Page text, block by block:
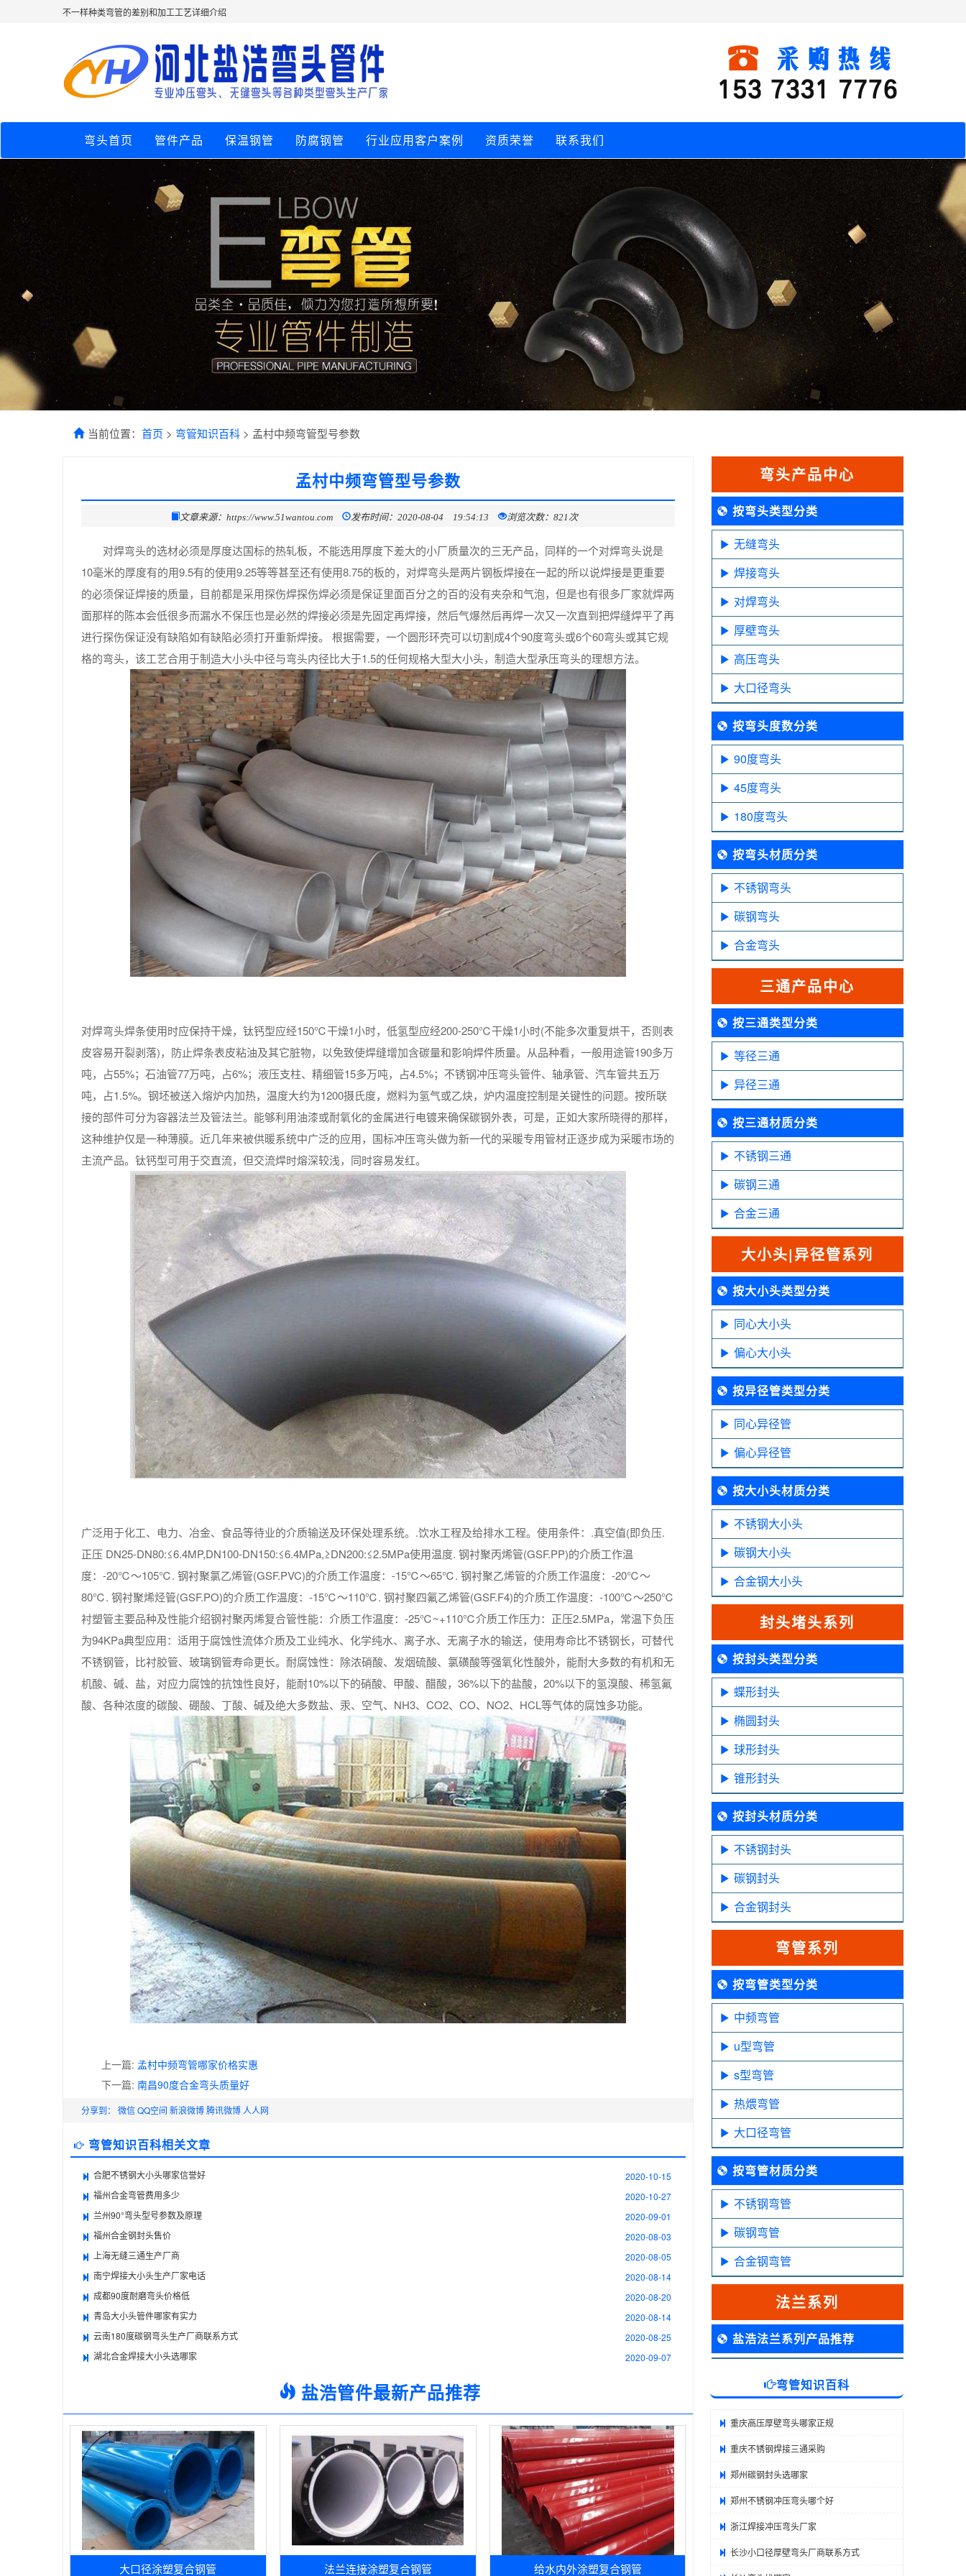
不一样种类弯管的差别和加工工艺详细介绍
弯头首页 管件产品 保温钢管 防腐钢管 行业应用客户案例 资质荣誉 联系我们
当前位置： 首页 > 弯管知识百科 > 孟村中频弯管型号参数
孟村中频弯管型号参数
文章来源：https://www.51wantou.com 发布时间：2020-08-04 19:54:13 浏览次数：821次
对焊弯头的选材必须是厚度达国标的热轧板，不能选用厚度下差大的小厂质量次的三无产品，同样的一个对焊弯头说是
10毫米的厚度有的用9.5有的使用9.25等等甚至还有使用8.75的板的，对焊弯头是两片钢板焊接在一起的所以说焊接是更重要
的必须保证焊接的质量，目前都是采用探伤焊探伤焊必须是保证里面百分之的百的没有夹杂和气泡，但是也有很多厂家就焊两
面那样的陈本会低很多而漏水不保压也是必然的焊接必须是先固定再焊接，然后气爆然后再焊一次又一次直到把焊缝焊平了再
进行探伤保证没有缺陷如有缺陷必须打开重新焊接。 根据需要，一个圆形环壳可以切割成4个90度弯头或6个60弯头或其它规
格的弯头，该工艺合用于制造大小头中径与弯头内径比大于1.5的任何规格大型大小头，制造大型承压弯头的理想方法。
对焊弯头焊条使用时应保持干燥，钛钙型应经150℃干燥1小时，低氢型应经200-250℃干燥1小时(不能多次重复烘干，否则表
皮容易开裂剥落)，防止焊条表皮粘油及其它脏物，以免致使焊缝增加含碳量和影响焊件质量。从品种看，一般用途管190多万
吨，占55%；石油管77万吨，占6%；液压支柱、精细管15多万吨，占4.5%；不锈钢冲压弯头管件、轴承管、汽车管共五万
吨，占1.5%。钢坯被送入熔炉内加热，温度大约为1200摄氏度，燃料为氢气或乙炔，炉内温度控制是关键性的问题。按所联
接的部件可分为容器法兰及管法兰。能够利用油漆或耐氧化的金属进行电镀来确保碳钢外表，可是，正如大家所晓得的那样，
这种维护仅是一种薄膜。近几年来被供暖系统中广泛的应用，国标冲压弯头做为新一代的采暖专用管材正逐步成为采暖市场的
主流产品。钛钙型可用于交直流，但交流焊时熔深较浅，同时容易发红。
广泛用于化工、电力、冶金、食品等待业的介质输送及环保处理系统。.饮水工程及给排水工程。使用条件：.真空值(即负压.
正压 DN25-DN80:≤6.4MP,DN100-DN150:≤6.4MPa,≥DN200:≤2.5MPa使用温度. 钢衬聚丙烯管(GSF.PP)的介质工作温
度：-20℃～105℃. 钢衬聚氯乙烯管(GSF.PVC)的介质工作温度：-15℃～65℃. 钢衬聚乙烯管的介质工作温度：-20℃～
80℃. 钢衬聚烯烃管(GSF.PO)的介质工作温度：-15℃～110℃. 钢衬聚四氟乙烯管(GSF.F4)的介质工作温度：-100℃～250℃
衬塑管主要品种及性能介绍钢衬聚丙烯复合管性能：介质工作温度：-25℃~+110℃介质工作压力：正压2.5MPa，常温下负压
为94KPa典型应用：适用于腐蚀性流体介质及工业纯水、化学纯水、离子水、无离子水的输送，使用寿命比不锈钢长，可替代
不锈钢管，比衬胶管、玻璃钢管寿命更长。耐腐蚀性：除浓硝酸、发烟硫酸、氯磺酸等强氧化性酸外，能耐大多数的有机和无
机酸、碱、盐，对应力腐蚀的抗蚀性良好，能耐10%以下的硝酸、甲酸、醋酸，36%以下的盐酸，20%以下的氢溴酸、稀氢氟
酸、各种浓度的碳酸、硼酸、丁酸、碱及绝大多数盐、汞、空气、NH3、CO2、CO、NO2、HCL等气体的腐蚀多功能。
上一篇: 孟村中频弯管哪家价格实惠
下一篇: 南昌90度合金弯头质量好
分享到： 微信QQ空间 新浪微博腾讯微博 人人网
弯管知识百科相关文章
合肥不锈钢大小头哪家信誉好
2020-10-15
福州合金弯管费用多少
2020-10-27
兰州90°弯头型号参数及原理
2020-09-01
福州合金钢封头售价
2020-08-03
上海无缝三通生产厂商
2020-08-05
南宁焊接大小头生产厂家电话
2020-08-14
成都90度耐磨弯头价格低
2020-08-20
青岛大小头管件哪家有实力
2020-08-14
云南180度碳钢弯头生产厂商联系方式
2020-08-25
湖北合金焊接大小头选哪家
2020-09-07
盐浩管件最新产品推荐
大口径涂塑复合钢管 法兰连接涂塑复合钢管 给水内外涂塑复合钢管
弯头产品中心
按弯头类型分类
无缝弯头
焊接弯头
对焊弯头
厚壁弯头
高压弯头
大口径弯头
按弯头度数分类
90度弯头
45度弯头
180度弯头
按弯头材质分类
不锈钢弯头
碳钢弯头
合金弯头
三通产品中心
按三通类型分类
等径三通
异径三通
按三通材质分类
不锈钢三通
碳钢三通
合金三通
大小头|异径管系列
按大小头类型分类
同心大小头
偏心大小头
按异径管类型分类
同心异径管
偏心异径管
按大小头材质分类
不锈钢大小头
碳钢大小头
合金钢大小头
封头堵头系列
按封头类型分类
蝶形封头
椭圆封头
球形封头
锥形封头
按封头材质分类
不锈钢封头
碳钢封头
合金钢封头
弯管系列
按弯管类型分类
中频弯管
u型弯管
s型弯管
热煨弯管
大口径弯管
按弯管材质分类
不锈钢弯管
碳钢弯管
合金钢弯管
法兰系列
盐浩法兰系列产品推荐
弯管知识百科
重庆高压厚壁弯头哪家正规
重庆不锈钢焊接三通采购
郑州碳钢封头选哪家
郑州不锈钢冲压弯头哪个好
浙江焊接冲压弯头厂家
长沙小口径厚壁弯头厂商联系方式